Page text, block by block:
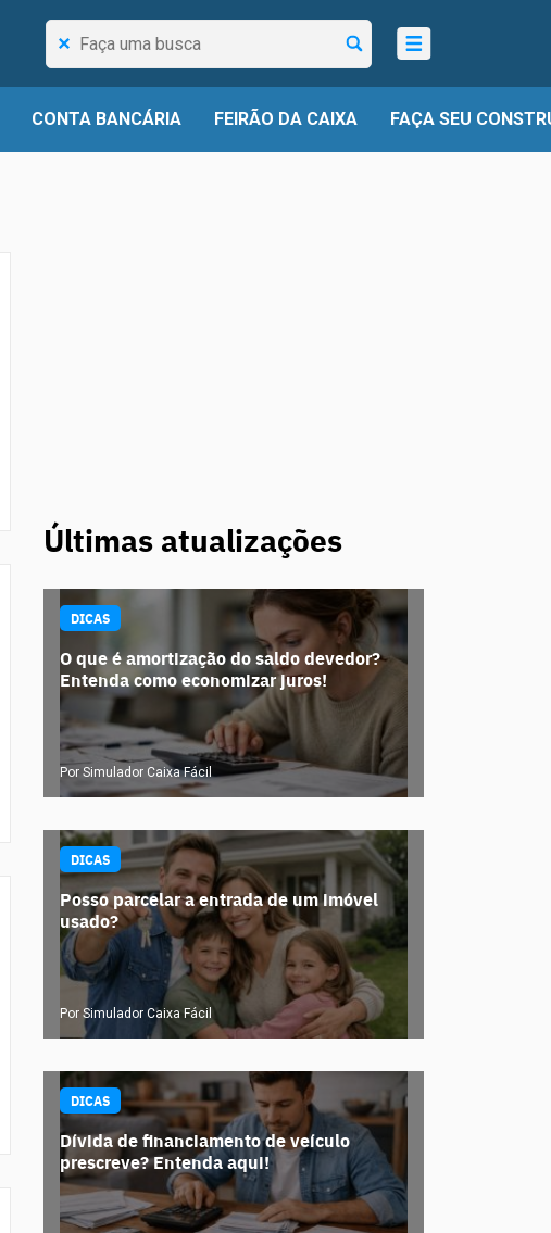
Pesquisar...
CONTA BANCÁRIA FEIRÃO DA CAIXA FAÇA SEU
Últimas atualizações
DICAS
O que é amortização do saldo devedor?
Entenda como economizar juros!
Por Simulador Caixa Fácil
DICAS
Posso parcelar a entrada de um imóvel
usado?
Por Simulador Caixa Fácil
DICAS
Dívida de financiamento de veículo
prescreve? Entenda aqui!